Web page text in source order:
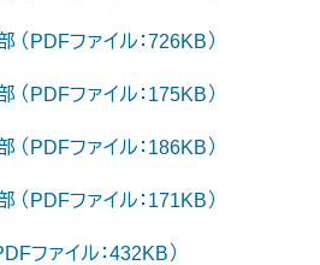
PDFファイル：726KB）
PDFファイル：175KB）
PDFファイル：186KB）
PDFファイル：171KB）
ファイル：432KB）